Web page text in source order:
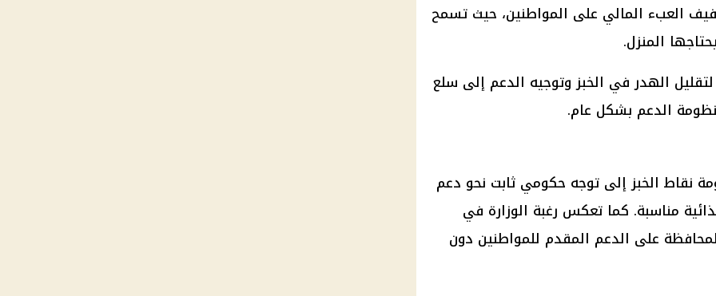
العبء المالي على المواطنين، حيث تسمح
المنزل.
الهدر في الخبز وتوجيه الدعم إلى سلع
الدعم بشكل عام.
نقاط الخبز إلى توجه حكومي ثابت نحو دعم
مناسبة. كما تعكس رغبة الوزارة في
على الدعم المقدم للمواطنين دون